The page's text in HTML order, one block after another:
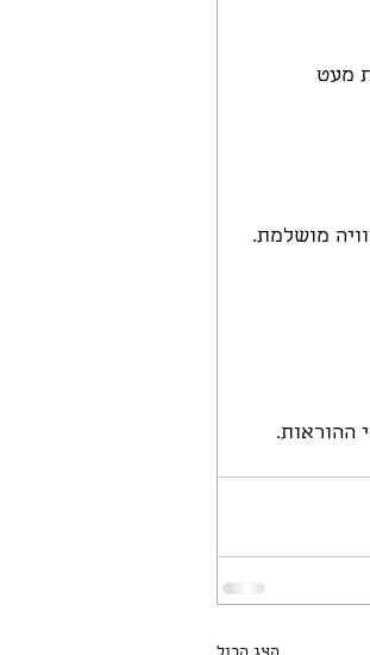
מעט
מושלמת.